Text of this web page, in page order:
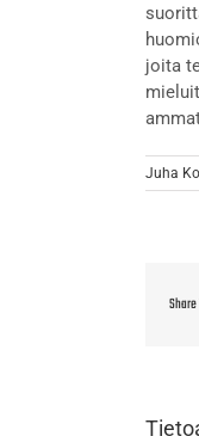
joita
Juha